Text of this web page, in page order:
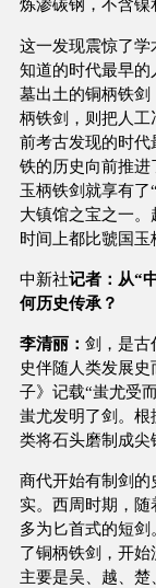
炼渗碳钢，不含镍
这一发现震惊了
知道的时代最早的
墓出土的铜柄铁剑
柄铁剑，则把人工
前考古发现的时
铁的历史向前推
玉柄铁剑就享有
大镇馆之宝之一
时间上都比虢国玉
中新社记者：从“
何历史传承？
李清丽： 剑，是古
史伴随人类发展
子》记载“蚩尤受
蚩尤发明了剑。根
类将石头磨制成尖
商代开始有制剑
实。西周时期，随
多为匕首式的短
了铜柄铁剑，开始
主要是吴、越、